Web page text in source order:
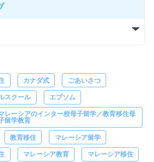
カナダ式 ごあいさつ
スクール エプソム
レーシアのインター校母子留学／教育移住母
留学教育
教育移住 マレーシア留学
マレーシア教育 マレーシア移住